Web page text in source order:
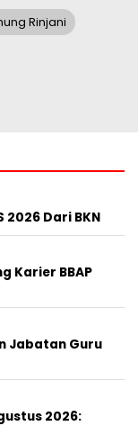
Rinjani
2026 Dari BKN
Karier BBAP
Jabatan Guru
2026: